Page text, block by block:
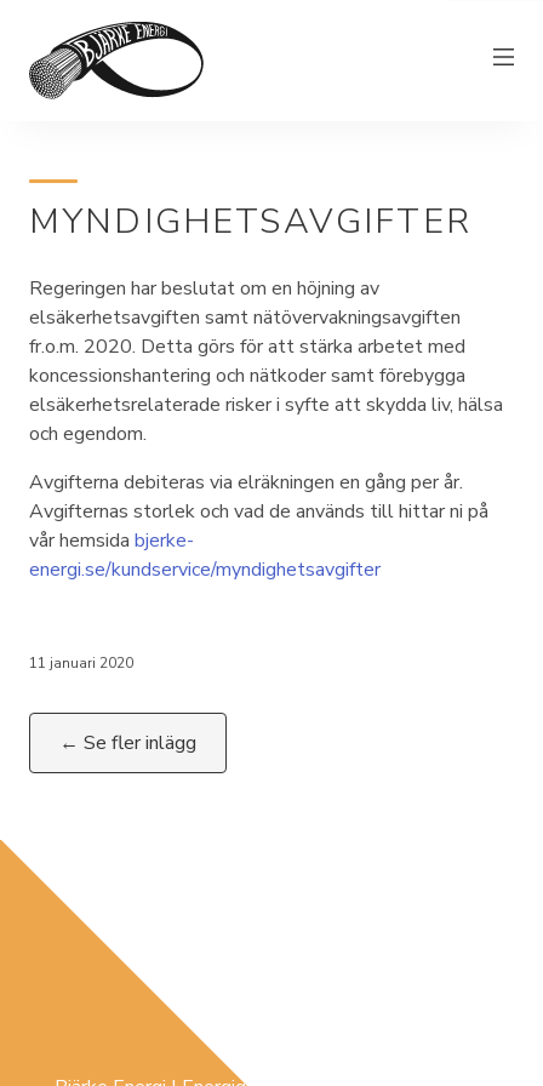
Elhandel
Övrig verksamhet
Om Bjärke Energi
Kundservice
MYNDIGHETSAVGIFTER
Regeringen har beslutat om en höjning av
elsäkerhetsavgiften samt nätövervakningsavgiften
fr.o.m. 2020. Detta görs för att stärka arbetet med
koncessionshantering och nätkoder samt förebygga
elsäkerhetsrelaterade risker i syfte att skydda liv, hälsa
och egendom.
Avgifterna debiteras via elräkningen en gång per år.
Avgifternas storlek och vad de används till hittar ni på
vår hemsida bjerke-
energi.se/kundservice/myndighetsavgifter
11 januari 2020
← Se fler inlägg